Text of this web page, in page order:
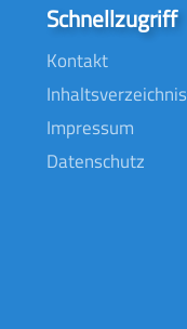
Schnellzugriff
Kontakt
Inhaltsverzeichnis
Impressum
Datenschutz